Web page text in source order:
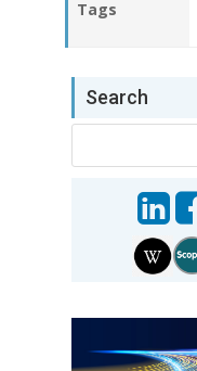
Tags
Search